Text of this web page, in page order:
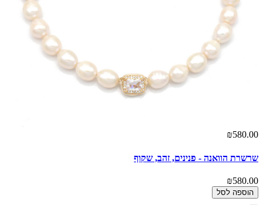
₪580.00
שרשרת הוואנה - פנינים, זהב, שקוף
₪580.00
הוספה לסל